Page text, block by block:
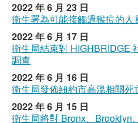
2022 年 6 月 23 日
衛生署為可能接觸過猴痘的
2022 年 6 月 17 日
衛生局結束對 HIGHBRIDGE
調查
2022 年 6 月 16 日
衛生局發佈紐約市高溫相關死
2022 年 6 月 15 日
衛生局將對 Bronx、Brooklyn